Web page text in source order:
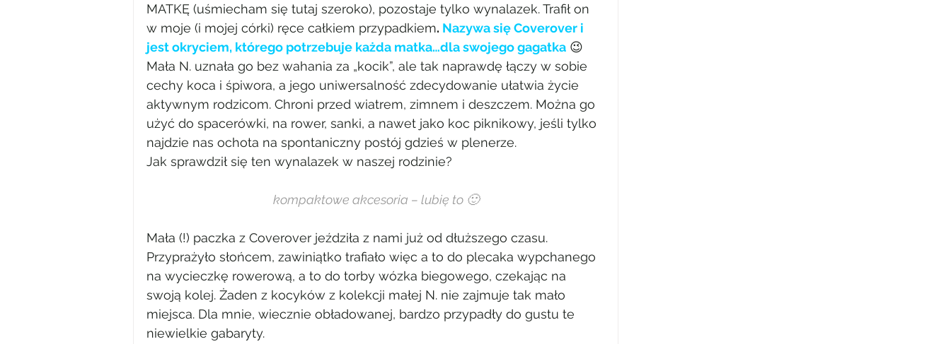
MATKĘ (uśmiecham się tutaj szeroko), pozostaje tylko wynalazek. Trafił on
w moje (i mojej córki) ręce całkiem przypadkiem. Nazywa się Coverover i
jest okryciem, którego potrzebuje każda matka…dla swojego gagatka 😉
Mała N. uznała go bez wahania za „kocik”, ale tak naprawdę łączy w sobie
cechy koca i śpiwora, a jego uniwersalność zdecydowanie ułatwia życie
aktywnym rodzicom. Chroni przed wiatrem, zimnem i deszczem. Można go
użyć do spacerówki, na rower, sanki, a nawet jako koc piknikowy, jeśli tylko
najdzie nas ochota na spontaniczny postój gdzieś w plenerze.
Jak sprawdził się ten wynalazek w naszej rodzinie?
kompaktowe akcesoria – lubię to 🙂
Mała (!) paczka z Coverover jeździła z nami już od dłuższego czasu.
Przyprażyło słońcem, zawiniątko trafiało więc a to do plecaka wypchanego
na wycieczkę rowerową, a to do torby wózka biegowego, czekając na
swoją kolej. Żaden z kocyków z kolekcji małej N. nie zajmuje tak mało
miejsca. Dla mnie, wiecznie obładowanej, bardzo przypadły do gustu te
niewielkie gabaryty.